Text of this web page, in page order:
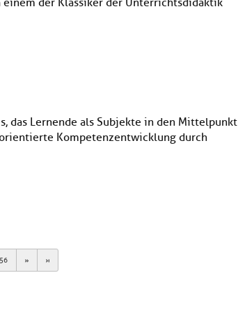
der Klassiker der Unterrichtsdidaktik
das Lernende als Subjekte in den Mittelpunkt
Kompetenzentwicklung durch
56 Next Last